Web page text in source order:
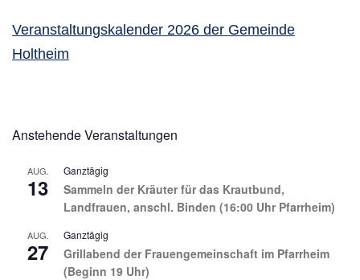
Veranstaltungskalender 2026 der Gemeinde
Holtheim
Anstehende Veranstaltungen
AUG.
13
Ganztägig
Sammeln der Kräuter für das Krautbund,
Landfrauen, anschl. Binden (16:00 Uhr Pfarrheim)
AUG.
27
Ganztägig
Grillabend der Frauengemeinschaft im Pfarrheim
(Beginn 19 Uhr)